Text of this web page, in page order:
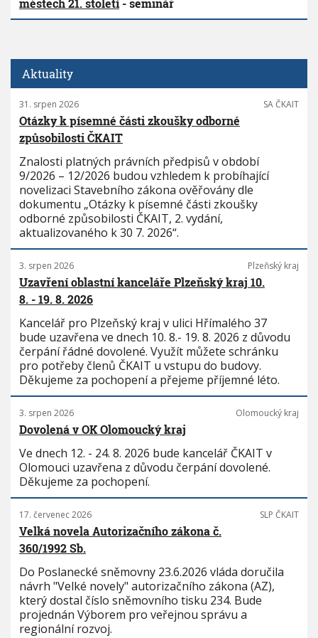
městech 21. století- seminář
Aktuality
31. srpen 2026 SA ČKAIT
Otázky k písemné části zkoušky odborné
způsobilosti ČKAIT
Znalosti platných právních předpisů v období
9/2026 – 12/2026 budou vzhledem k probíhající
novelizaci Stavebního zákona ověřovány dle
dokumentu „Otázky k písemné části zkoušky
odborné způsobilosti ČKAIT, 2. vydání,
aktualizovaného k 30 7. 2026“.
3. srpen 2026 Plzeňský kraj
Uzavření oblastní kanceláře Plzeňský kraj 10.
8. - 19. 8. 2026
Kancelář pro Plzeňský kraj v ulici Hřímalého 37
bude uzavřena ve dnech 10. 8.- 19. 8. 2026 z důvodu
čerpání řádné dovolené. Využít můžete schránku
pro potřeby členů ČKAIT u vstupu do budovy.
Děkujeme za pochopení a přejeme příjemné léto.
3. srpen 2026 Olomoucký kraj
Dovolená v OK Olomoucký kraj
Ve dnech 12. - 24. 8. 2026 bude kancelář ČKAIT v
Olomouci uzavřena z důvodu čerpání dovolené.
Děkujeme za pochopení.
17. červenec 2026 SLP ČKAIT
Velká novela Autorizačního zákona č.
360/1992 Sb.
Do Poslanecké sněmovny 23.6.2026 vláda doručila
návrh "Velké novely" autorizačního zákona (AZ),
který dostal číslo sněmovního tisku 234. Bude
projednán Výborem pro veřejnou správu a
regionální rozvoj.